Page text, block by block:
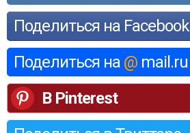
Поделиться на Facebook
Поделиться на @ mail.ru
В Pinterest